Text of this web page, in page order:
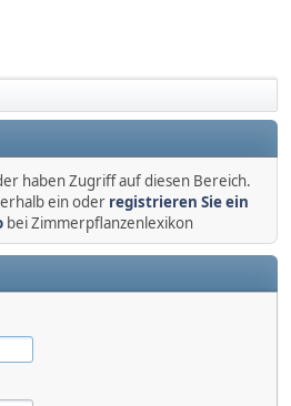
haben Zugriff auf diesen Bereich.
ein oder registrieren Sie ein
bei Zimmerpflanzenlexikon